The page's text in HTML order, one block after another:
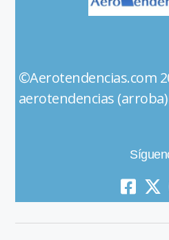
aerotendencias